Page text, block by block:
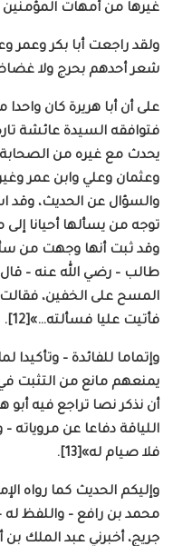
غيرها من أمهات المؤمنين
ولقد راجعت أبا بكر وعمر
شعر أحدهم بحرج ولا
على أن أبا هريرة كان
فتوافقه السيدة عائشة
يحدث مع غيره من
وعثمان وعلي وابن عمر
والسؤال عن الحديث، وقد
توجه من يسألها أحيانا
وقد ثبت أنها وجهت من
طالب – رضي الله عنه –
المسح على الخفين،
فأتيت عليا فسألته…»[12].
وإتماما للفائدة – وتأكيدا
يمنعهم مانع من التثبت
أن نذكر نصا تراجع فيه أبو
اللياقة دفاعا عن
فلا صيام له»[13].
وإليكم الحديث كما رواه
محمد بن رافع – واللفظ له –
جريج، أخبرني عبد الملك بن